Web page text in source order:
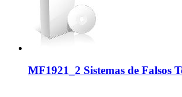
MF1921_2 Sistemas de Falsos